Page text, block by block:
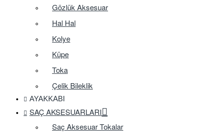
Gözlük Aksesuar
Hal Hal
Kolye
Küpe
Toka
Çelik Bileklik
AYAKKABI
SAÇ AKSESUARLARI
Saç Aksesuar Tokalar